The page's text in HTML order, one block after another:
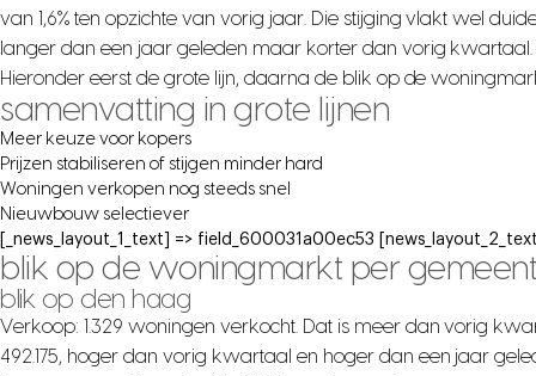
van 1,6% ten opzichte van vorig jaar. Die stijging vlakt wel
langer dan een jaar geleden maar korter dan vorig kwartaal.
Hieronder eerst de grote lijn, daarna de blik op de
samenvatting in grote lijnen
Meer keuze voor kopers
Prijzen stabiliseren of stijgen minder hard
Woningen verkopen nog steeds snel
Nieuwbouw selectiever
[_news_layout_1_text] => field_600031a00ec53
blik op de woningmarkt per
blik op den haag
Verkoop: 1.329 woningen verkocht. Dat is meer dan vorig
492.175, hoger dan vorig kwartaal en hoger dan een jaar